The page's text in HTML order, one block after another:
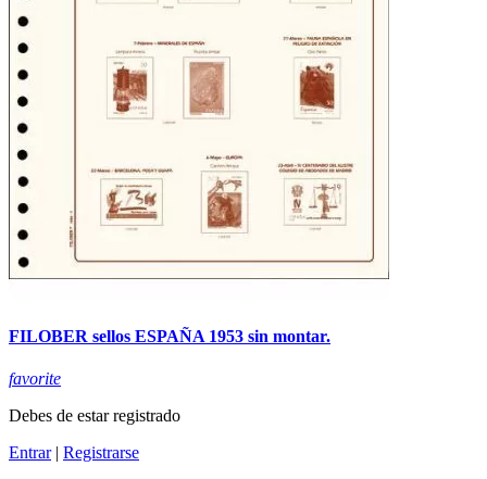
FILOBER sellos ESPAÑA 1953 sin montar.
favorite
Debes de estar registrado
Entrar| Registrarse